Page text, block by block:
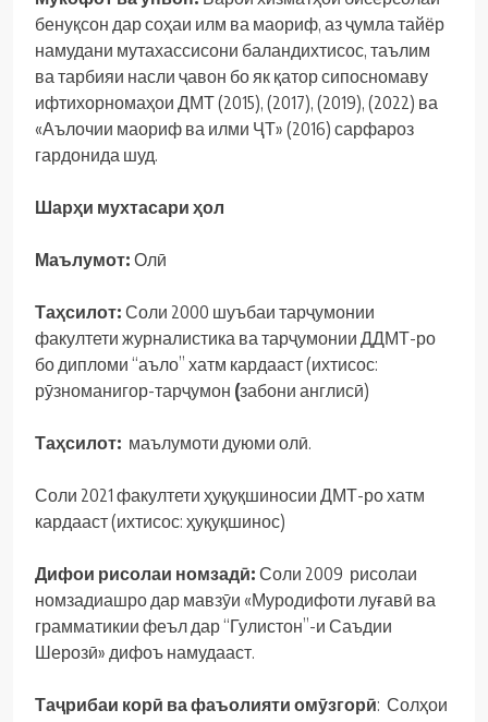
бенуқсон дар соҳаи илм ва маориф, аз ҷумла тайёр
намудани мутахассисони баландихтисос, таълим
ва тарбияи насли ҷавон бо як қатор сипосномаву
ифтихорномаҳои ДМТ (2015), (2017), (2019), (2022) ва
«Аълочии маориф ва илми ҶТ» (2016) сарфароз
гардонида шуд.
Шарҳи мухтасари ҳол
Маълумот: Олӣ
Таҳсилот: Соли 2000 шуъбаи тарҷумонии
факултети журналистика ва тарҷумонии ДДМТ-ро
бо дипломи “аъло” хатм кардааст (ихтисос:
рӯзноманигор-тарҷумон (забони англисӣ)
Таҳсилот: маълумоти дуюми олӣ.
Соли 2021 факултети ҳуқуқшиносии ДМТ-ро хатм
кардааст (ихтисос: ҳуқуқшинос)
Дифои рисолаи номзадӣ: Соли 2009 рисолаи
номзадиашро дар мавзӯи «Муродифоти луғавӣ ва
грамматикии феъл дар “Гулистон”-и Саъдии
Шерозӣ» дифоъ намудааст.
Таҷрибаи корӣ ва фаъолияти омӯзгорӣ: Солҳои